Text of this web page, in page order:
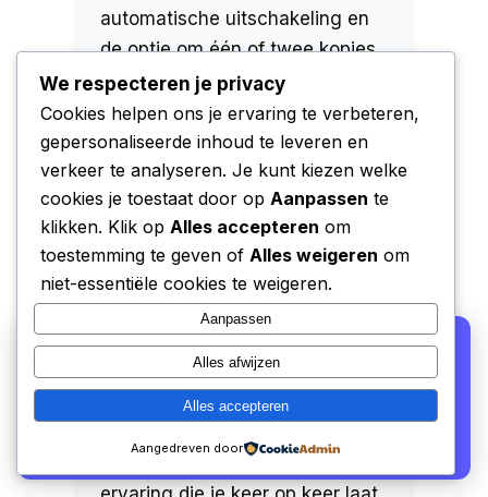
automatische uitschakeling en
de optie om één of twee kopjes
te zetten, maken het gebruik
nog handiger.
Er zijn echter enkele kleine
minpuntjes. De aan/uit knop
reageert niet altijd even snel en
de indicator voor het
melkrestenbakje kan soms wat
overijverig zijn. Ook kan het een
zoektocht zijn naar de ideale
koffieboon voor de perfecte
smaak. Ondanks deze kleine
Series een heerlijke koffie-
We gebruiken cookies voor analyse en om onze
affiliate partners (Bol.com, Amazon) hun verkopen te
laten meten. Lees onsprivacy beleid.
Alleen functioneel
We respecteren je privacy
Cookies helpen ons je ervaring te verbeteren,
gepersonaliseerde inhoud te leveren en
verkeer te analyseren. Je kunt kiezen welke
cookies je toestaat door op Aanpassen te
klikken. Klik op Alles accepteren om
toestemming te geven of Alles weigeren om
niet-essentiële cookies te weigeren.
Aanpassen
Alles afwijzen
Alles accepteren
Aangedreven door